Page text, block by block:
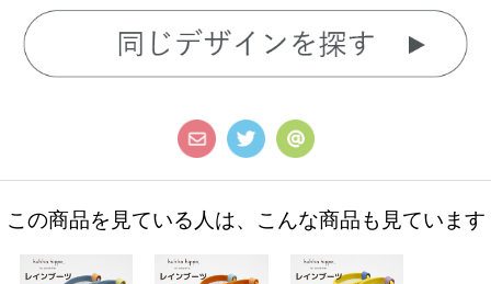
この商品を見ている人は、こんな商品も見ています